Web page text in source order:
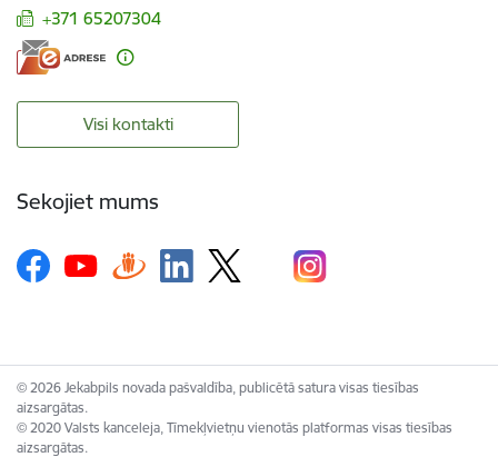
+371 65207304
Visi kontakti
Sekojiet mums
© 2026 Jekabpils novada pašvaldība, publicētā satura visas tiesības
aizsargātas.
© 2020 Valsts kanceleja, Tīmekļvietņu vienotās platformas visas tiesības
aizsargātas.